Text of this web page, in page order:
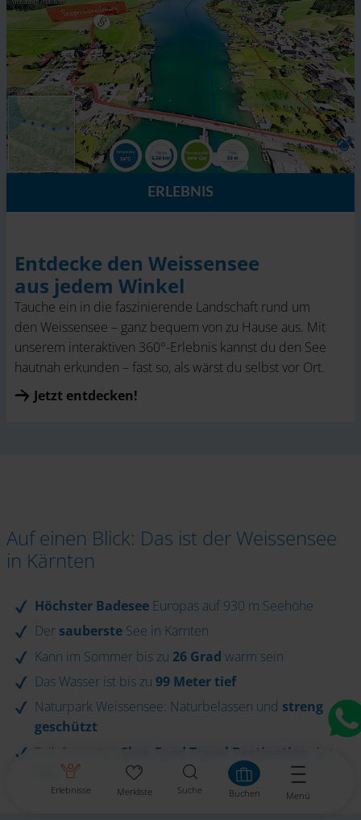
Erlebnisse Merkliste Suche Buchen Menü
ERLEBNIS
Entdecke den Weissensee
aus jedem Winkel
Tauche ein in die faszinierende Landschaft rund um
den Weissensee – ganz bequem von zu Hause aus. Mit
unserem interaktiven 360°-Erlebnis kannst du den See
hautnah erkunden – fast so, als wärst du selbst vor Ort.
Jetzt entdecken!
Auf einen Blick: Das ist der Weissensee
in Kärnten
Höchster Badesee Europas auf 930 m Seehöhe
Der sauberste See in Kärnten
Kann im Sommer bis zu 26 Grad warm sein
Das Wasser ist bis zu 99 Meter tief
Naturpark Weissensee: Naturbelassen und streng
geschützt
Teil der ersten Slow Food Travel Destination
der